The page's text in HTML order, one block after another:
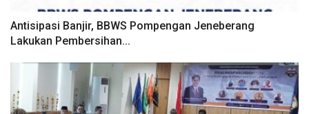
Antisipasi Banjir, BBWS Pompengan Jeneberang
Lakukan Pembersihan...